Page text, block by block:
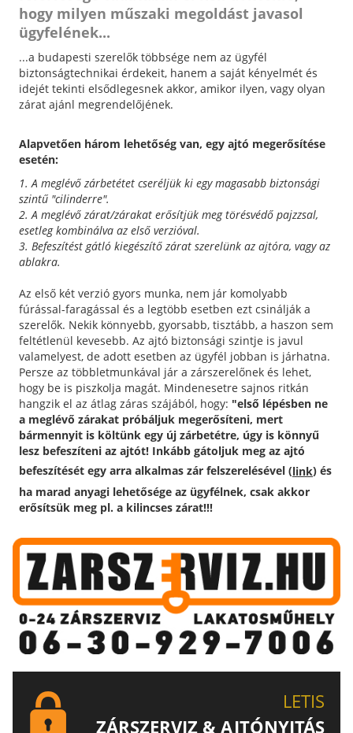
hogy milyen műszaki megoldást javasol
ügyfelének...
...a budapesti szerelők többsége nem az ügyfél
biztonságtechnikai érdekeit, hanem a saját kényelmét és
idejét tekinti elsődlegesnek akkor, amikor ilyen, vagy olyan
zárat ajánl megrendelőjének.
Alapvetően három lehetőség van, egy ajtó megerősítése
esetén:
1. A meglévő zárbetétet cseréljük ki egy magasabb biztonsági
szintű "cilinderre".
2. A meglévő zárat/zárakat erősítjük meg törésvédő pajzzsal,
esetleg kombinálva az első verzióval.
3. Befeszítést gátló kiegészítő zárat szerelünk az ajtóra, vagy az
ablakra.
Az első két verzió gyors munka, nem jár komolyabb
fúrással-faragással és a legtöbb esetben ezt csinálják a
szerelők. Nekik könnyebb, gyorsabb, tisztább, a haszon sem
feltétlenül kevesebb. Az ajtó biztonsági szintje is javul
valamelyest, de adott esetben az ügyfél jobban is járhatna.
Persze az többletmunkával jár a zárszerelőnek és lehet,
hogy be is piszkolja magát. Mindenesetre sajnos ritkán
hangzik el az átlag záras szájából, hogy: "első lépésben ne
a meglévő zárakat próbáljuk megerősíteni, mert
bármennyit is költünk egy új zárbetétre, úgy is könnyű
lesz befeszíteni az ajtót! Inkább gátoljuk meg az ajtó
befeszítését egy arra alkalmas zár felszerelésével (link) és
ha marad anyagi lehetősége az ügyfélnek, csak akkor
erősítsük meg pl. a kilincses zárat!!!
LETIS
ZÁRSZERVIZ & AJTÓNYITÁS